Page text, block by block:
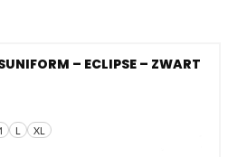
L XL
– ECLIPSE – ZWART